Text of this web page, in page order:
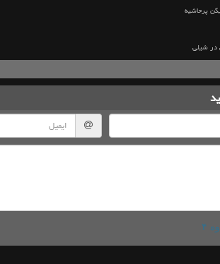
پرحاشیه
در شیلی